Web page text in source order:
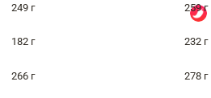
249 г 259 г
182 г 232 г
266 г 278 г